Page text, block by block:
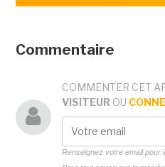
Commentaire
COMMENTER CET
VISITEUR OU
Renseignez votre email pour